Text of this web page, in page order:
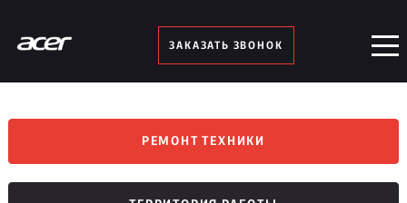
ЗАКАЗАТЬ ЗВОНОК
РЕМОНТ ТЕХНИКИ